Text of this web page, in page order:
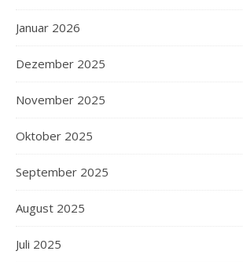
Januar 2026
Dezember 2025
November 2025
Oktober 2025
September 2025
August 2025
Juli 2025